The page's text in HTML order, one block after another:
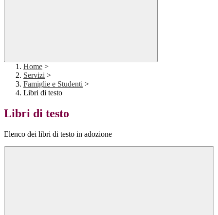
Home >
Servizi >
Famiglie e Studenti >
Libri di testo
Libri di testo
Elenco dei libri di testo in adozione